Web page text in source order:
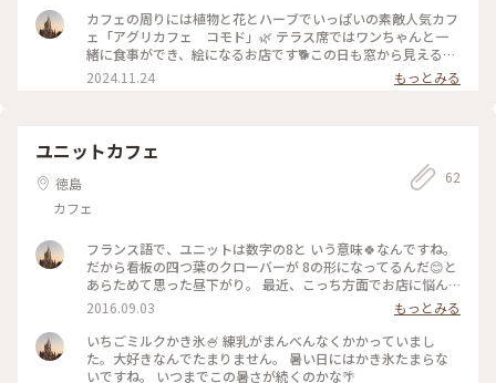
っこり #花でいっぱい #ぽかぽか
カフェの周りには植物と花とハーブでいっぱいの素敵人気カフ
ェ「アグリカフェ コモド」🌿 テラス席ではワンちゃんと一
緒に食事ができ、絵になるお店です🐕この日も窓から見える景
色がほんと綺麗で🌺ちょこんとハーブがのったパンナコッタと
チョコケーキ、そしてあつあつ珈琲で癒された午後でした☺️ #
2024.11.24 もっとみる
ユニットカフェ
徳島
カフェ
62
フランス語で、ユニットは数字の8と いう意味🍀なんですね。
だから看板の四つ葉のクローバーが 8の形になってるんだ😊と
あらためて思った昼下がり。 最近、こっち方面でお店に悩ん
だらここみたいになってきました。 お店の雰囲気、メニュ
ー、お味、 そして、なんといってもお店の方の 優しい笑顔に
いつも癒されます🍀 #ランチ
2016.09.03
もっとみる
いちごミルクかき氷🍧 練乳がまんべんなくかかっていまし
た。大好きなんでたまりません。 暑い日にはかき氷たまらな
いですね。 いつまでこの暑さが続くのかな🌴